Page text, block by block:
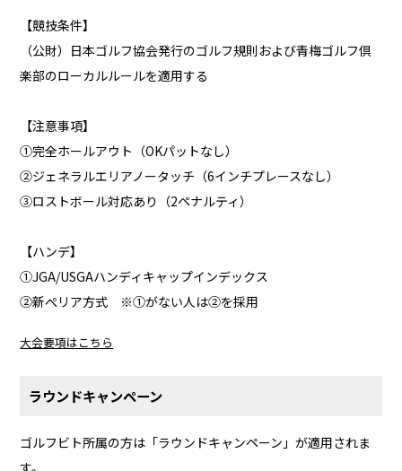
【競技条件】
（公財）日本ゴルフ協会発行のゴルフ規則および青梅ゴルフ倶
楽部のローカルルールを適用する
【注意事項】
①完全ホールアウト（OKパットなし）
②ジェネラルエリアノータッチ（6インチプレースなし）
③ロストボール対応あり（2ペナルティ）
【ハンデ】
①JGA/USGAハンディキャップインデックス
②新ぺリア方式 ※①がない人は②を採用
大会要項はこちら
ラウンドキャンペーン
ゴルフビト所属の方は「ラウンドキャンペーン」が適用されま